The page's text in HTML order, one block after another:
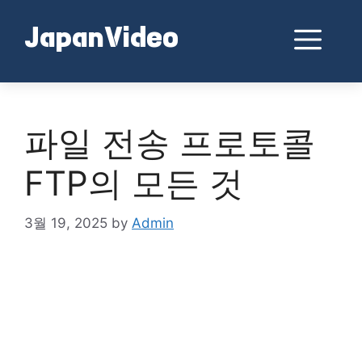
contentJapanVideo
파일 전송 프로토콜
FTP의 모든 것
3월 19, 2025 by Admin